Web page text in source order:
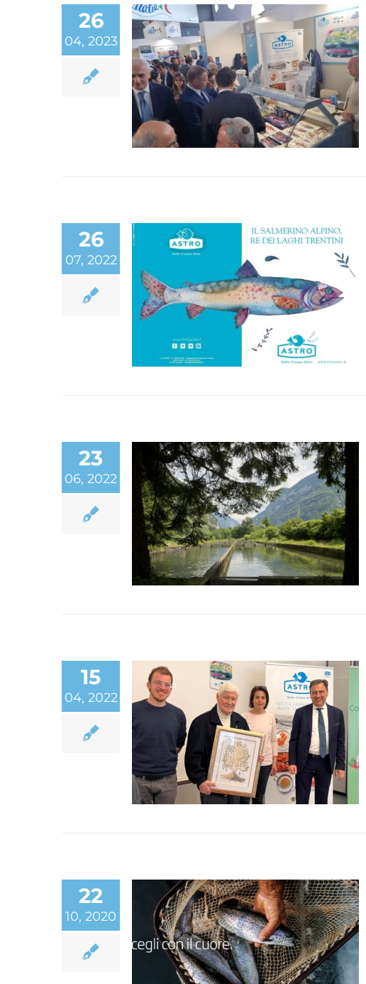
26
04, 2023
Astro al Seafood Expo
Global 2023 di Barcellona,
fiera che riunisce il
mondo globale
dell’industria ittica
26
07, 2022
Nuova brochure “Il
Salmerino Alpino, re dei
laghi trentini”
23
06, 2022
Astro ha ottenuto il
riconoscimento come OP
– Organizzazione di
Produttori
15
04, 2022
ASSEMBLEA SOCI
COOPERATIVA ASTRO E
CONSORZIO DI TUTELA
DELLE TROTE DEL
TRENTINO IGP
22
10, 2020
SCEGLI CON IL CUORE. LA
CAMPAGNA DEDICATA
ALLA SCOPERTA DEI
PRODOTTI TRENTINI.